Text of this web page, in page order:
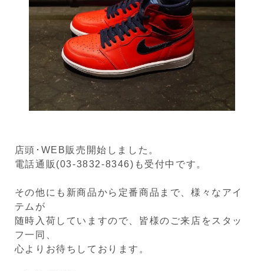
店頭･WEB販売開始しました。
電話通販(03-3832-8346)も受付中です。
その他にも新商品から定番商品まで、様々なアイ
テムが
随時入荷していますので、皆様のご来店をスタッ
フ一同、
心よりお待ちしております。